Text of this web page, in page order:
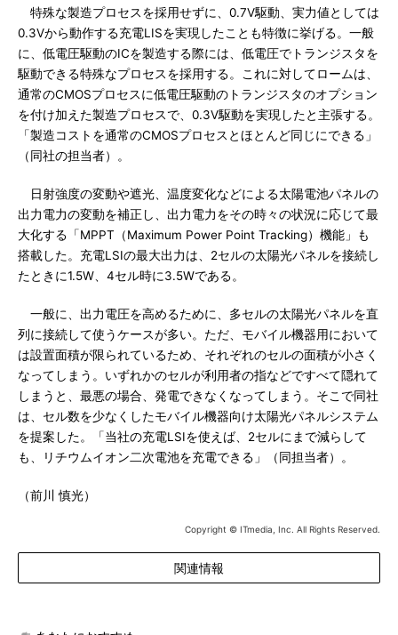
特殊な製造プロセスを採用せずに、0.7V駆動、実力値としては
0.3Vから動作する充電LISを実現したことも特徴に挙げる。一般
に、低電圧駆動のICを製造する際には、低電圧でトランジスタを
駆動できる特殊なプロセスを採用する。これに対してロームは、
通常のCMOSプロセスに低電圧駆動のトランジスタのオプション
を付け加えた製造プロセスで、0.3V駆動を実現したと主張する。
「製造コストを通常のCMOSプロセスとほとんど同じにできる」
（同社の担当者）。
日射強度の変動や遮光、温度変化などによる太陽電池パネルの
出力電力の変動を補正し、出力電力をその時々の状況に応じて最
大化する「MPPT（Maximum Power Point Tracking）機能」も
搭載した。充電LSIの最大出力は、2セルの太陽光パネルを接続し
たときに1.5W、4セル時に3.5Wである。
一般に、出力電圧を高めるために、多セルの太陽光パネルを直
列に接続して使うケースが多い。ただ、モバイル機器用において
は設置面積が限られているため、それぞれのセルの面積が小さく
なってしまう。いずれかのセルが利用者の指などですべて隠れて
しまうと、最悪の場合、発電できなくなってしまう。そこで同社
は、セル数を少なくしたモバイル機器向け太陽光パネルシステム
を提案した。「当社の充電LSIを使えば、2セルにまで減らして
も、リチウムイオン二次電池を充電できる」（同担当者）。
（前川 慎光）
Copyright © ITmedia, Inc. All Rights Reserved.
関連情報